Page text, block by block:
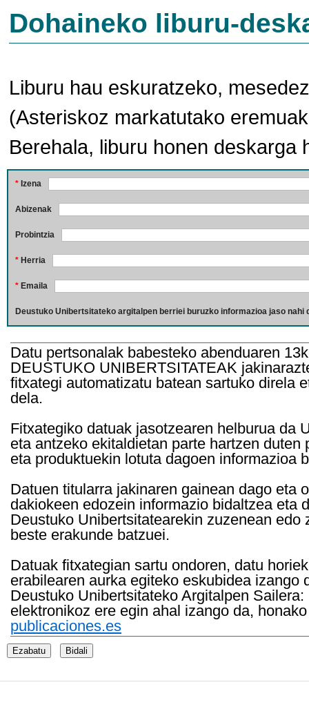
Dohaineko liburu-
Liburu hau eskuratzeko,
(Asteriskoz markatutako
Berehala, liburu honen deskarga
* Izena
Abizenak
Probintzia
* Herria
* Emaila
Deustuko Unibertsitateko argitalpen berriei buruzko informazioa jaso nahi
Datu pertsonalak babesteko abenduaren
DEUSTUKO UNIBERTSITATEAK
fitxategi automatizatu batean sartuko direla
dela.
Fitxategiko datuak jasotzearen helburua da
eta antzeko ekitaldietan parte hartzen
eta produktuekin lotuta dagoen informazioa
Datuen titularra jakinaren gainean dago eta
dakiokeen edozein informazio bidaltzea eta
Deustuko Unibertsitatearekin zuzenean
beste erakunde batzuei.
Datuak fitxategian sartu ondoren, datu
erabilearen aurka egiteko eskubidea
Deustuko Unibertsitateko Argitalpen
elektronikoz ere egin ahal izango da,
publicaciones.es
Ezabatu Bidali